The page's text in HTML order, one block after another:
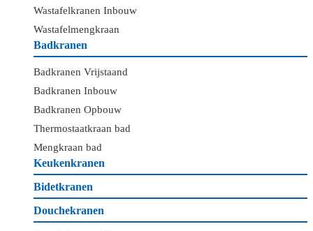
Wastafelkranen Inbouw
Wastafelmengkraan
Badkranen
Badkranen Vrijstaand
Badkranen Inbouw
Badkranen Opbouw
Thermostaatkraan bad
Mengkraan bad
Keukenkranen
Bidetkranen
Douchekranen